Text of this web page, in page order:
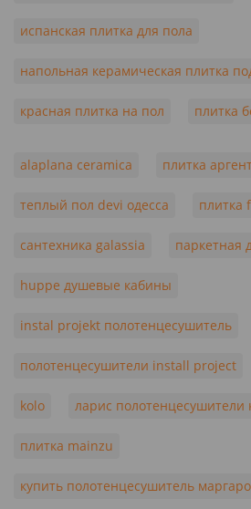
испанская плитка для пола
напольная керамическая плитка
красная плитка на пол плитка
alaplana ceramica плитка
теплый пол devi одесса плитка
сантехника galassia паркетная
huppe душевые кабины
instal projekt полотенцесушитель
полотенцесушители install project
kolo ларис полотенцесушители
плитка mainzu
купить полотенцесушитель